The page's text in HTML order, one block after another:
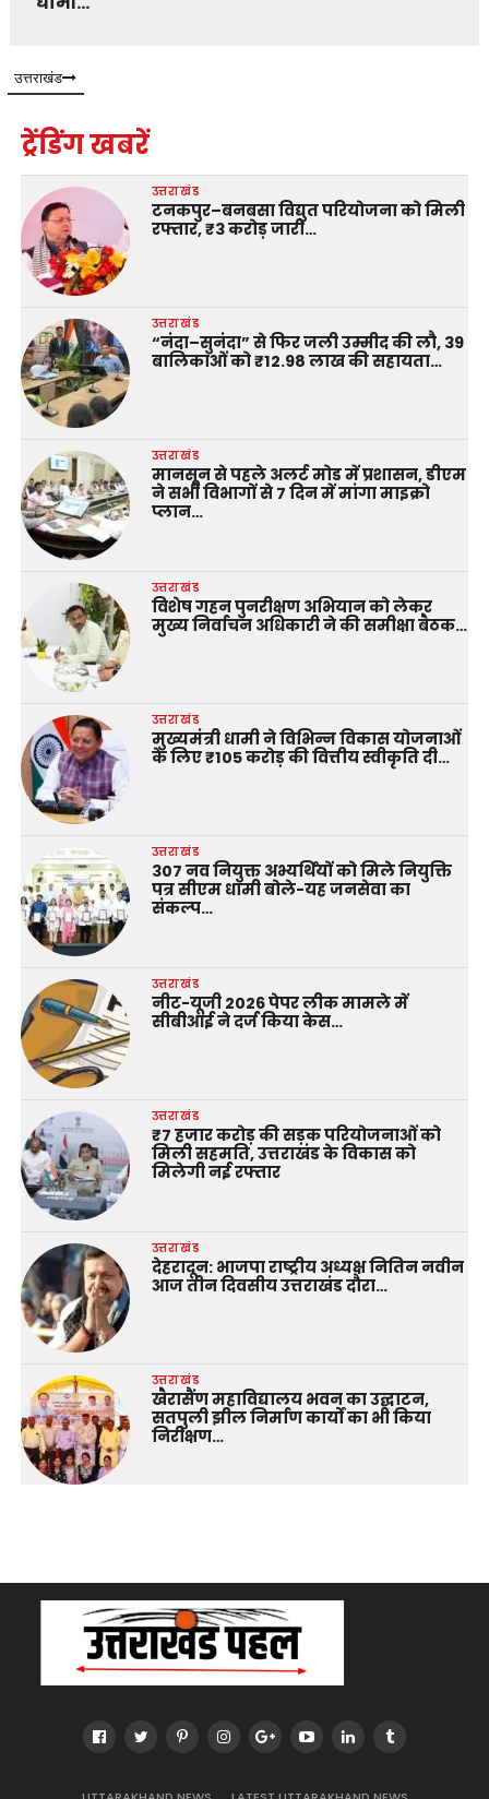
उत्तराखंड
ट्रेंडिंग खबरें
उत्तराखंड
टनकपुर–बनबसा विद्युत परियोजना को मिली
रफ्तार, ₹3 करोड़ जारी…
उत्तराखंड
“नंदा–सुनंदा” से फिर जली उम्मीद की लौ, 39
बालिकाओं को ₹12.98 लाख की सहायता…
उत्तराखंड
मानसून से पहले अलर्ट मोड में प्रशासन, डीएम
ने सभी विभागों से 7 दिन में मांगा माइक्रो
प्लान…
उत्तराखंड
विशेष गहन पुनरीक्षण अभियान को लेकर
मुख्य निर्वाचन अधिकारी ने की समीक्षा बैठक…
उत्तराखंड
मुख्यमंत्री धामी ने विभिन्न विकास योजनाओं
के लिए ₹105 करोड़ की वित्तीय स्वीकृति दी…
उत्तराखंड
307 नव नियुक्त अभ्यर्थियों को मिले नियुक्ति
पत्र सीएम धामी बोले-यह जनसेवा का
संकल्प…
उत्तराखंड
नीट-यूजी 2026 पेपर लीक मामले में
सीबीआई ने दर्ज किया केस…
उत्तराखंड
₹7 हजार करोड़ की सड़क परियोजनाओं को
मिली सहमति, उत्तराखंड के विकास को
मिलेगी नई रफ्तार
उत्तराखंड
देहरादून: भाजपा राष्ट्रीय अध्यक्ष नितिन नवीन
आज तीन दिवसीय उत्तराखंड दौरा…
उत्तराखंड
खैरासैंण महाविद्यालय भवन का उद्घाटन,
सतपुली झील निर्माण कार्यों का भी किया
निरीक्षण…